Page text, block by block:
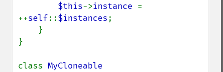
$this->instance =
++self::$instances;
}
class